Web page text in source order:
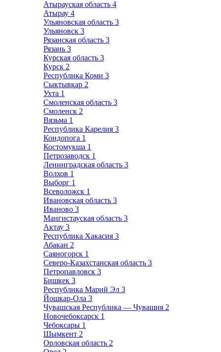
Атырауская область 4
Атырау 4
Ульяновская область 3
Ульяновск 3
Рязанская область 3
Рязань 3
Курская область 3
Курск 2
Республика Коми 3
Сыктывкар 2
Ухта 1
Смоленская область 3
Смоленск 2
Вязьма 1
Республика Карелия 3
Кондопога 1
Костомукша 1
Петрозаводск 1
Ленинградская область 3
Волхов 1
Выборг 1
Всеволожск 1
Ивановская область 3
Иваново 3
Мангистауская область 3
Актау 3
Республика Хакасия 3
Абакан 2
Саяногорск 1
Северо-Казахстанская область 3
Петропавловск 3
Бишкек 3
Республика Марий Эл 3
Йошкар-Ола 3
Чувашская Республика — Чувашия 2
Новочебоксарск 1
Чебоксары 1
Шымкент 2
Орловская область 2